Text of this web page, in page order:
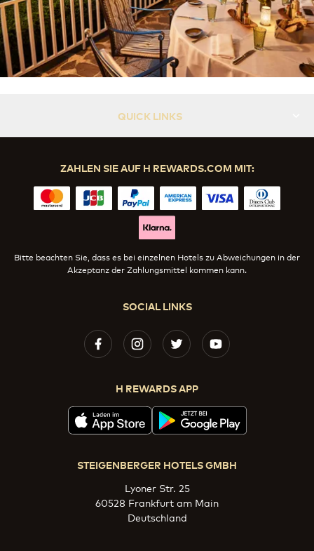
QUICK LINKS
SOCIAL LINKS
H REWARDS APP
STEIGENBERGER HOTELS GMBH
Lyoner Str. 25
60528 Frankfurt am Main
Deutschland
ZAHLEN SIE AUF H REWARDS.COM MIT:
Bitte beachten Sie, dass es bei einzelnen Hotels zu Abweichungen in der
Akzeptanz der Zahlungsmittel kommen kann.